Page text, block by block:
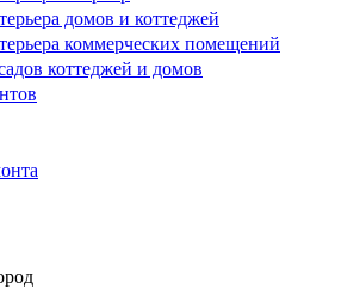
домов и коттеджей
коммерческих помещений
коттеджей и домов